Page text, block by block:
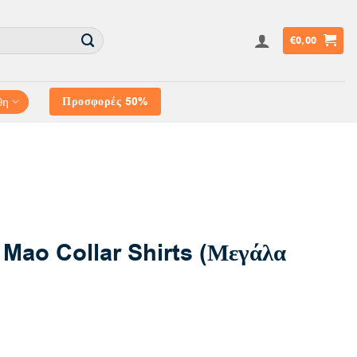
€0,00
Προσφορές 50%
Collar Shirts (Μεγάλα